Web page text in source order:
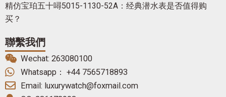
精仿宝珀五十噚5015-1130-52A：经典潜水表是否值得购
买？
聯繫我們
Wechat: 263080100
Whatsapp： +44 7565718893
Email: luxurywatch@foxmail.com